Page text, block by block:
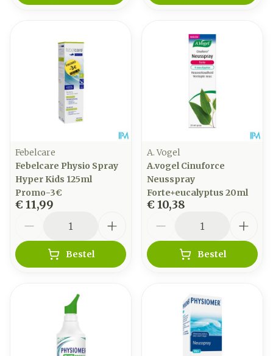
Febelcare
Febelcare Physio Spray
Hyper Kids 125ml
Promo-3€
€ 11,99
Bestel
A. Vogel
A.vogel Cinuforce
Neusspray
Forte+eucalyptus 20ml
€ 10,38
Bestel